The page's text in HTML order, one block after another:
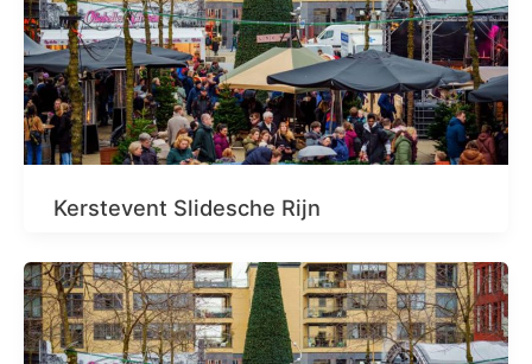
Kerstevent Slidesche Rijn